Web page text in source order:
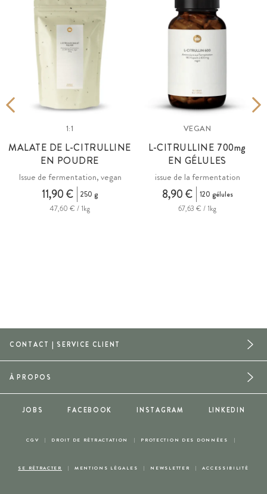
1:1
MALATE DE L-CITRULLINE
EN POUDRE
Issue de fermentation, vegan
11,90 €
250 g
47,60 € / 1kg
VEGAN
L-CITRULLINE 700mg
EN GÉLULES
issue de la fermentation
8,90 €
120 gélules
67,63 € / 1kg
CONTACT | SERVICE CLIENT
CGV DROIT DE RÉTRACTATION PROTECTION DES DONNÉES
SE RÉTRACTER MENTIONS LÉGALES NEWSLETTER ACCESSIBILITÉ
À PROPOS
JOBS FACEBOOK INSTAGRAM LINKEDIN